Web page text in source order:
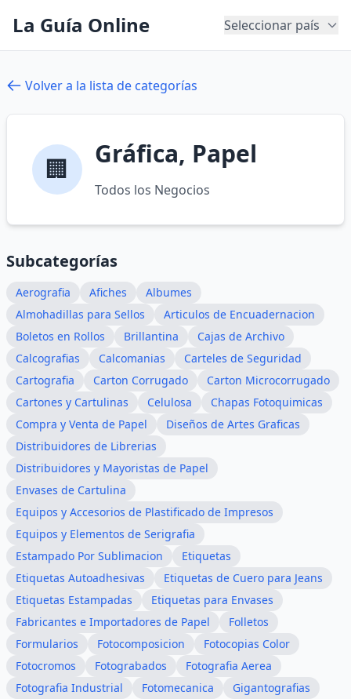
La Guía Online Seleccionar país
Volver a la lista de categorías
🏢 Gráfica, Papel
Todos los Negocios
Subcategorías
Aerografia Afiches
Albumes
Almohadillas para Sellos
Articulos de Encuadernacion
Boletos en Rollos
Brillantina
Cajas de Archivo
Calcografias
Calcomanias
Carteles de Seguridad
Cartografia
Carton Corrugado
Carton Microcorrugado
Cartones y Cartulinas
Celulosa
Chapas Fotoquimicas
Compra y Venta de Papel
Diseños de Artes Graficas
Distribuidores de Librerias
Distribuidores y Mayoristas de Papel
Envases de Cartulina
Equipos y Accesorios de Plastificado de Impresos
Equipos y Elementos de Serigrafia
Estampado Por Sublimacion
Etiquetas
Etiquetas Autoadhesivas
Etiquetas de Cuero para Jeans
Etiquetas Estampadas
Etiquetas para Envases
Fabricantes e Importadores de Papel
Folletos
Formularios
Fotocomposicion
Fotocopias Color
Fotocromos
Fotograbados
Fotografia Aerea
Fotografia Industrial
Fotomecanica
Gigantografias